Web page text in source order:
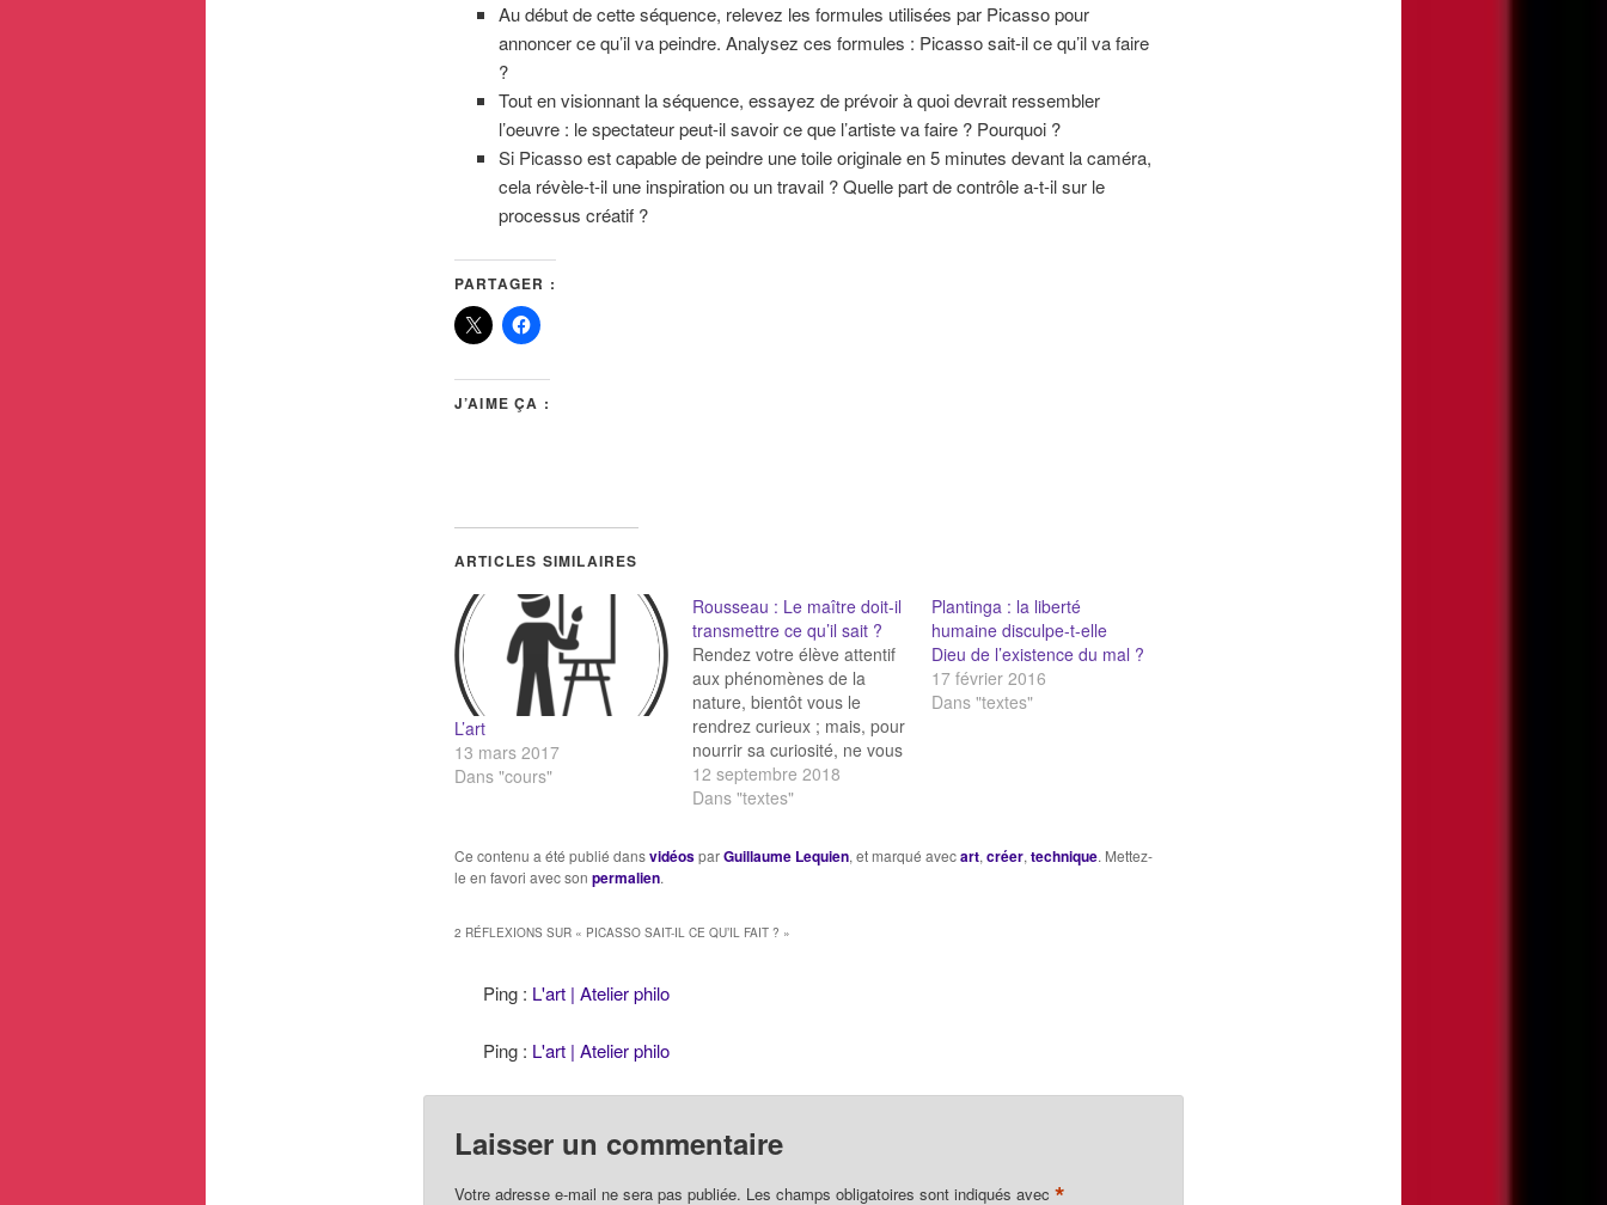
Au début de cette séquence, relevez les formules utilisées par Picasso pour
annoncer ce qu’il va peindre. Analysez ces formules : Picasso sait-il ce qu’il va faire
?
Tout en visionnant la séquence, essayez de prévoir à quoi devrait ressembler
l’oeuvre : le spectateur peut-il savoir ce que l’artiste va faire ? Pourquoi ?
Si Picasso est capable de peindre une toile originale en 5 minutes devant la caméra,
cela révèle-t-il une inspiration ou un travail ? Quelle part de contrôle a-t-il sur le
processus créatif ?
PARTAGER :
J’AIME ÇA :
ARTICLES SIMILAIRES
L’art
13 mars 2017
Dans "cours"
Rousseau : Le maître doit-il
transmettre ce qu’il sait ?
Rendez votre élève attentif
aux phénomènes de la
nature, bientôt vous le
rendrez curieux ; mais, pour
nourrir sa curiosité, ne vous
pressez jamais de la
satisfaire. Mettez les
Qu’il ne sache rien parce
12 septembre 2018
Dans "textes"
Plantinga : la liberté
humaine disculpe-t-elle
Dieu de l’existence du mal ?
17 février 2016
Dans "textes"
Ce contenu a été publié dansvidéosparGuillaume Lequien, et marqué avecart, créer, technique. Mettez-
le en favori avec son permalien.
2 RÉFLEXIONS SUR « PICASSO SAIT-IL CE QU’IL FAIT ? »
Ping : L'art | Atelier philo
Ping : L'art | Atelier philo
Laisser un commentaire
Votre adresse e-mail ne sera pas publiée. Les champs obligatoires sont indiqués avec *